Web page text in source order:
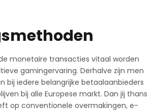
monetaire transacties vitaal worden
gamingervaring. Derhalve zijn men
bij iedere belangrijke betaalaanbieders
bij alle Europese markt. Dan jij thans
op conventionele overmakingen, e-